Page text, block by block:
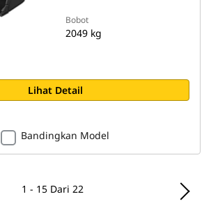
Bobot
2049 kg
Lihat Detail
Bandingkan Model
1 - 15 Dari 22